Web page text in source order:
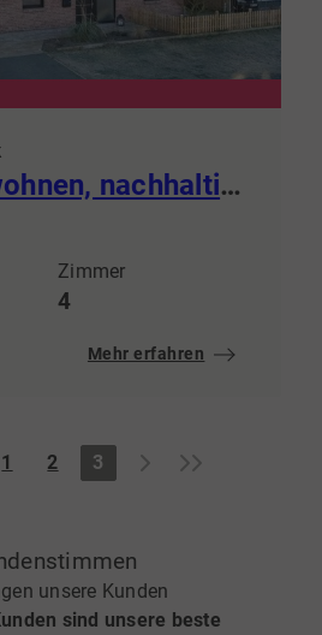
Naturnah wohnen, nachhaltig leben: Ihr Traumhaus im KfW-55-Standard
Zimmer
4
Mehr erfahren
1 2 3 › »
unsere Kunden
sind unsere beste